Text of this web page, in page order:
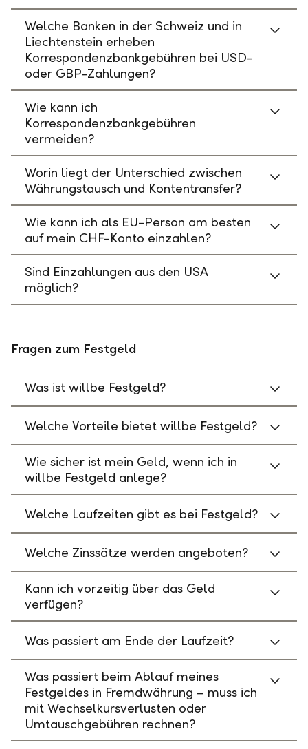
Welche Banken in der Schweiz und in
Liechtenstein erheben
Korrespondenzbankgebühren bei USD-
oder GBP-Zahlungen?
Wie kann ich
Korrespondenzbankgebühren
vermeiden?
Worin liegt der Unterschied zwischen
Währungstausch und Kontentransfer?
Wie kann ich als EU-Person am besten
auf mein CHF-Konto einzahlen?
Sind Einzahlungen aus den USA
möglich?
Fragen zum Festgeld
Was ist willbe Festgeld?
Welche Vorteile bietet willbe Festgeld?
Wie sicher ist mein Geld, wenn ich in
willbe Festgeld anlege?
Welche Laufzeiten gibt es bei Festgeld?
Welche Zinssätze werden angeboten?
Kann ich vorzeitig über das Geld
verfügen?
Was passiert am Ende der Laufzeit?
Was passiert beim Ablauf meines
Festgeldes in Fremdwährung – muss ich
mit Wechselkursverlusten oder
Umtauschgebühren rechnen?